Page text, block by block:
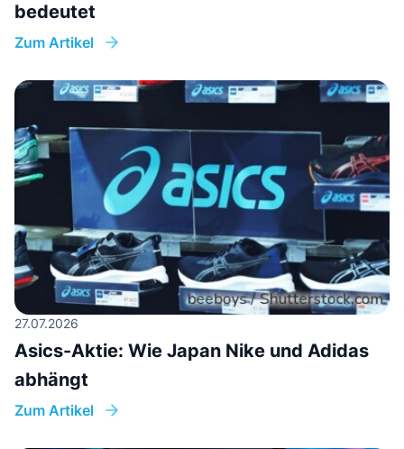
bedeutet
Zum Artikel
27.07.2026
Asics-Aktie: Wie Japan Nike und Adidas
abhängt
Zum Artikel